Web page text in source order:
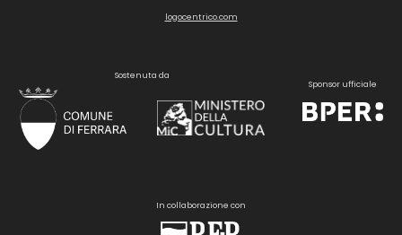
logocentrico.com
Sostenuta da
Sponsor ufficiale
In collaborazione con